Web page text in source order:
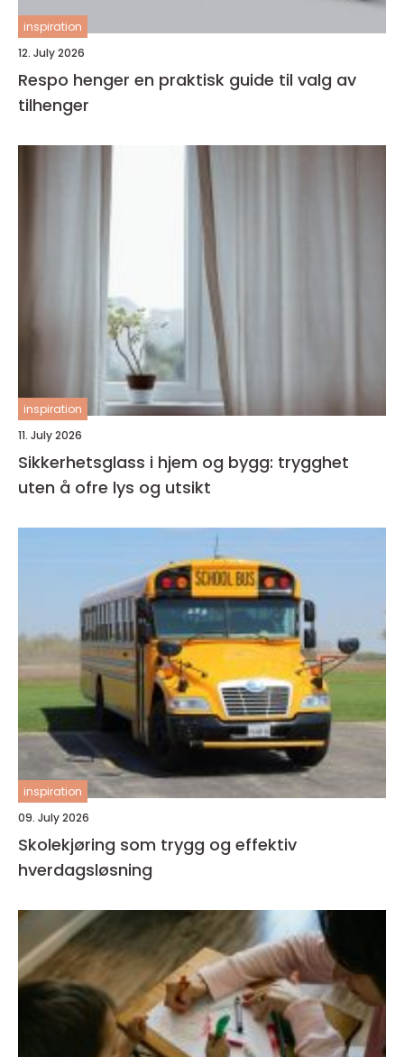
inspiration
12. July 2026
Respo henger en praktisk guide til valg av
tilhenger
inspiration
11. July 2026
Sikkerhetsglass i hjem og bygg: trygghet
uten å ofre lys og utsikt
inspiration
09. July 2026
Skolekjøring som trygg og effektiv
hverdagsløsning